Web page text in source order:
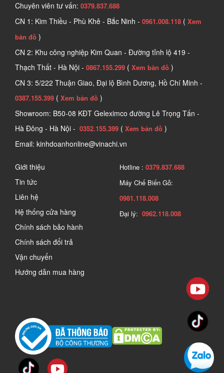
Chuyên viên tư vấn: 0379.837.688
CN 1: Kim Thiều - Phù Khê - Bắc Ninh - 0961.008.118 ( Xem
bản đồ )
CN 2: Khu công nghiệp Kim Quan - Đường tỉnh lộ 419 -
Thạch Thất - Hà Nội - 0867.155.299 ( Xem bản đồ )
CN 3: 5/222 Thuận Giao, Đại lộ Bình Dương, Hồ Chí Minh -
0387.155.399 ( Xem bản đồ )
Showroom: B50-08 KĐT Geleximco đường Lê Trọng Tấn -
Hà Đông - Hà Nội - 0352.155.399 ( Xem bản đồ )
Email: kinhdoanhonline@vinachi.vn
Giới thiệu
Tin tức
Liên hệ
Hệ thống cửa hàng
Chính sách bảo hành
Chính sách đổi trả
Vận chuyển
Hướng dẫn mua hàng
Hotline : 0379.837.688
Máy Chế Biến Gỗ:
0981.118.008
Đại lý: 0962.118.008